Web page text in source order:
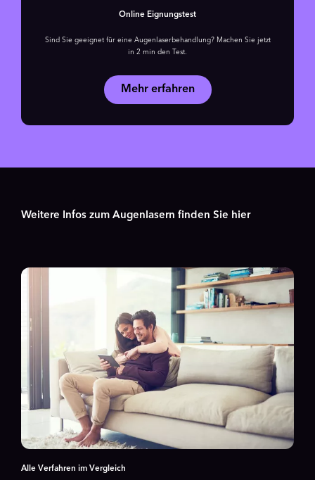
Online Eignungstest
Sind Sie geeignet für eine Augenlaser­behandlung? Machen Sie jetzt
in 2 min den Test.
Mehr erfahren
Weitere Infos zum Augenlasern finden Sie hier
Alle Verfahren im Vergleich